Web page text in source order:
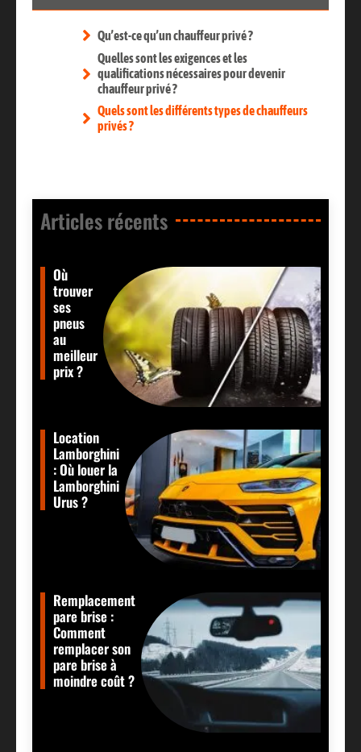
Qu’est-ce qu’un chauffeur privé ?
Quelles sont les exigences et les
qualifications nécessaires pour devenir
chauffeur privé ?
Quels sont les différents types de chauffeurs
privés ?
Articles récents​
Où
trouver
ses
pneus
au
meilleur
prix ?
Location
Lamborghini
: Où louer la
Lamborghini
Urus ?
Remplacement
pare brise :
Comment
remplacer son
pare brise à
moindre coût ?